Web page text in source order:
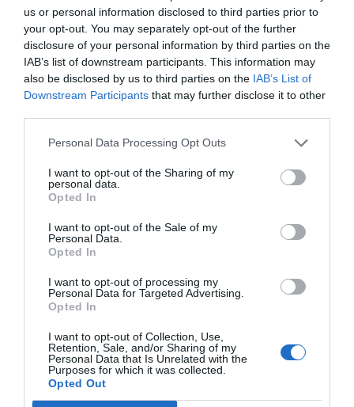
us or personal information disclosed to third parties prior to
your opt-out. You may separately opt-out of the further
disclosure of your personal information by third parties on the
IAB’s list of downstream participants. This information may
also be disclosed by us to third parties on the IAB’s List of
Downstream Participants that may further disclose it to other
Personal Data Processing Opt Outs
I want to opt-out of the Sharing of my
personal data.
Opted In
I want to opt-out of the Sale of my
Personal Data.
Opted In
I want to opt-out of processing my
Personal Data for Targeted Advertising.
Opted In
I want to opt-out of Collection, Use,
Retention, Sale, and/or Sharing of my
Personal Data that Is Unrelated with the
Purposes for which it was collected.
Opted Out
RELACIONADAS
Cómo se digitaliza una piscina?